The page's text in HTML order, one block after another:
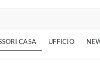
CASA UFFICIO